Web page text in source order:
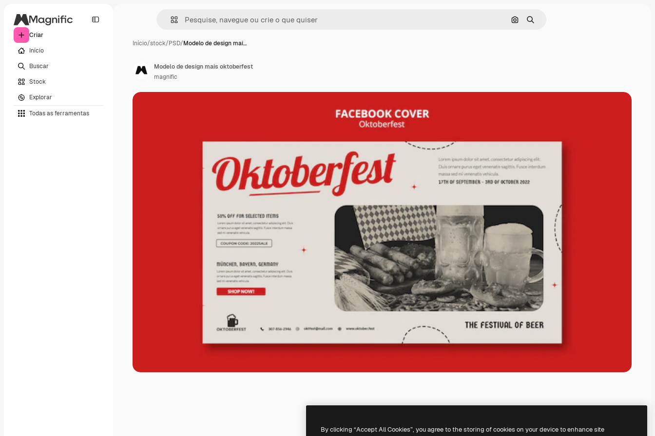
Criar
Início
Buscar
Stock
Explorar
Todas as ferramentas
Pesquisar por imagem
Buscar
Início/stock/PSD/Modelo de design mai…
Modelo de design mais oktoberfest
magnific
By clicking “Accept All Cookies”, you agree to the storing of cookies on your device to enhance site